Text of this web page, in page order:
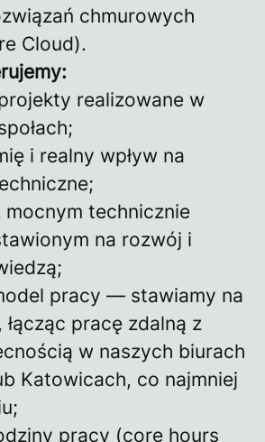
chmurowych
Cloud).
realizowane w
i realny wpływ na
mocnym technicznie
na rozwój i
pracy — stawiamy na
pracę zdalną z
w naszych biurach
Katowicach, co najmniej
pracy (core hours